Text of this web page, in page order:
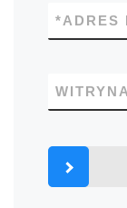
ADRES
*